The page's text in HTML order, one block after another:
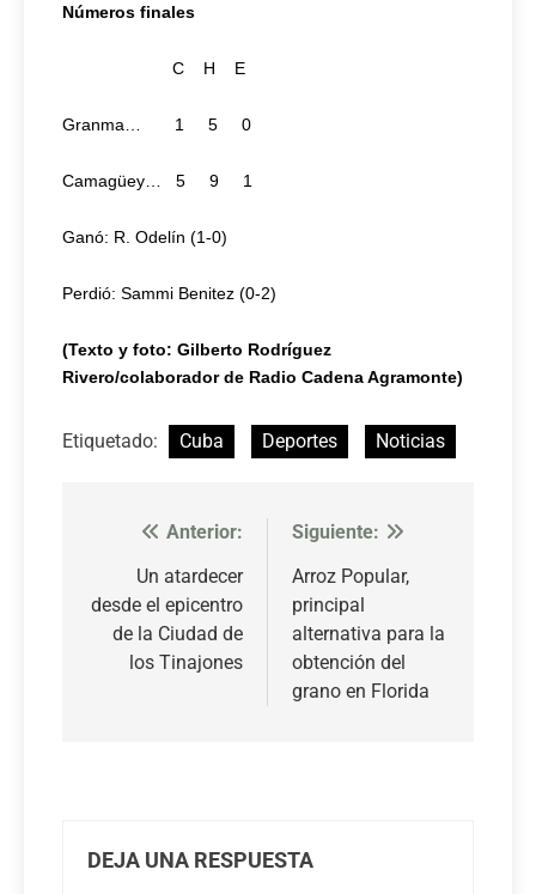
Números finales
C H E
Granma… 1 5 0
Camagüey… 5 9 1
Ganó: R. Odelín (1-0)
Perdió: Sammi Benitez (0-2)
(Texto y foto: Gilberto Rodríguez
Rivero/colaborador de Radio Cadena Agramonte)
Etiquetado: Cuba Deportes Noticias
Navegación
entradas
Anterior:
Un atardecer
desde el epicentro
de la Ciudad de
los Tinajones
Siguiente:
Arroz Popular,
principal
alternativa para la
obtención del
grano en Florida
DEJA UNA RESPUESTA